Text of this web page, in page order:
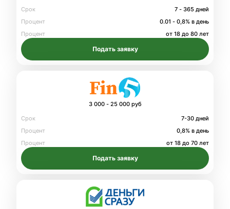
Срок
7 - 365 дней
Процент
0.01 - 0,8% в день
Процент
от 18 до 80 лет
Подать заявку
3 000 - 25 000 руб
Срок
7-30 дней
Процент
0,8% в день
Процент
от 18 до 70 лет
Подать заявку